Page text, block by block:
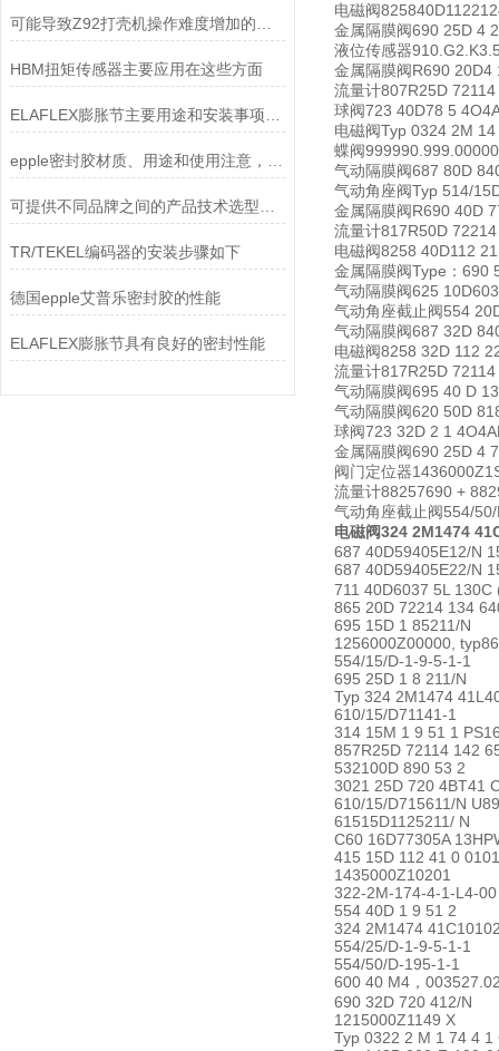
HBM扭矩传感器主要应用在这些方面
TR/TEKEL编码器的安装步骤如下
德国epple艾普乐密封胶的性能
ELAFLEX膨胀节具有良好的密封性能
电磁阀
金属隔膜阀690 25D 4
液位传感器
金属隔膜阀R690 20D4
流量计807R25D
球阀723 40D78 5
电磁阀Typ 0324 2M
蝶阀
气动隔膜阀687 80D
气动角座阀Typ 514/
金属隔膜阀R690 40D
流量计817R50D
电磁阀8258 40D112
金属隔膜阀Type：690
气动隔膜阀625
气动角座截止阀554
气动隔膜阀687 32D
电磁阀8258 32D 112
流量计817R25D
气动隔膜阀695 40 D
气动隔膜阀620 50D
球阀723 32D 2 1
金属隔膜阀690 25D 4
阀门定位器
流量计88257690 +
气动角座截止阀554/
电磁阀324 2M1474
687 40D59405E12/N
687 40D59405E22/N
711 40D6037 5L 130C
865 20D 72214 134
695 15D 1 85211/N
1256000Z00000,
554/15/D-1-9-5-1-1
695 25D 1 8 211/N
Typ 324 2M1474
610/15/D71141-1
314 15M 1 9 51 1
857R25D 72114 142
532100D 890 53 2
3021 25D 720 4BT41
610/15/D715611/N
61515D1125211/ N
C60 16D77305A
415 15D 112 41 0 0101
1435000Z10201
322-2M-174-4-1-L4-00
554 40D 1 9 51 2
324 2M1474
554/25/D-1-9-5-1-1
554/50/D-195-1-1
600 40 M4，
690 32D 720 412/N
1215000Z1149 X
Typ 0322 2 M 1 74 4 1